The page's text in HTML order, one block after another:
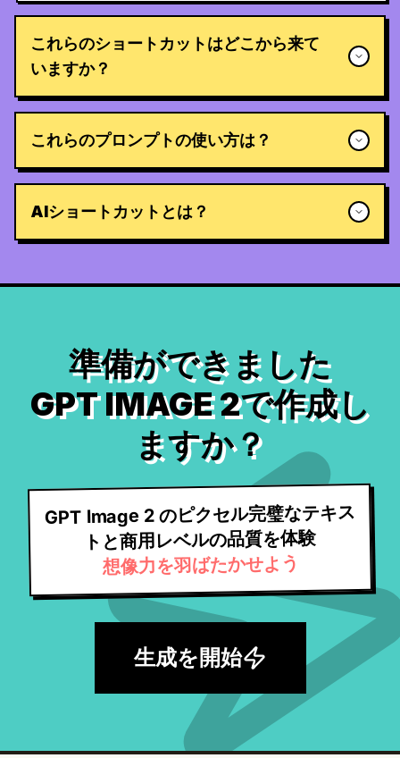
これらのショートカットはどこから来て
いますか？
これらのプロンプトの使い方は？
AIショートカットとは？
準備ができました
GPT IMAGE 2で作成し
ますか？
GPT Image 2 のピクセル完璧なテキス
トと商用レベルの品質を体験
想像力を羽ばたかせよう
生成を開始